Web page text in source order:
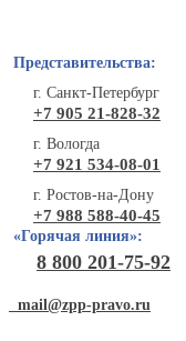
Представительства:
г. Санкт-Петербург
+7 905 21-828-32
г. Вологда
+7 921 534-08-01
г. Ростов-на-Дону
+7 988 588-40-45
«Горячая линия»:
8 800 201-75-92
mail@zpp-pravo.ru